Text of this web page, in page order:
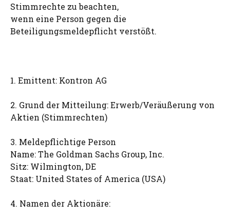
Stimmrechte zu beachten,
wenn eine Person gegen die
Beteiligungsmeldepflicht verstößt.
1. Emittent: Kontron AG
2. Grund der Mitteilung: Erwerb/Veräußerung von
Aktien (Stimmrechten)
3. Meldepflichtige Person
Name: The Goldman Sachs Group, Inc.
Sitz: Wilmington, DE
Staat: United States of America (USA)
4. Namen der Aktionäre: